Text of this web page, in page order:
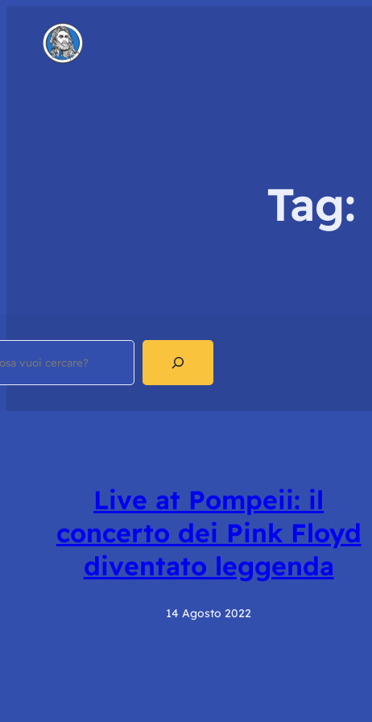
Tag:
Live at Pompeii: il
concerto dei Pink Floyd
diventato leggenda
14 Agosto 2022